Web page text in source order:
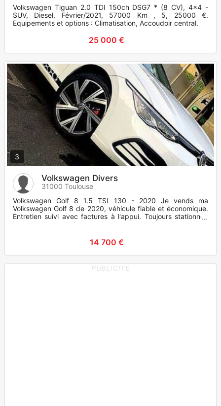
Volkswagen Tiguan 2.0 TDI 150ch DSG7 * (8 CV), 4x4 -
SUV, Diesel, Février/2021, 57000 Km , 5, 25000 €.
Equipements et options : Climatisation, Accoudoir central.
25 000 €
3
Volkswagen Divers
31000 Toulouse
Volkswagen Golf 8 1.5 TSI 130 - 2020 Je vends ma
Volkswagen Golf 8 de 2020, véhicule fiable et économique.
Entretien suivi avec factures à l'appui. Toujours stationnée
dans un ga
14 700 €
PUBLICITE